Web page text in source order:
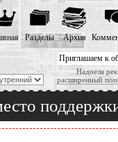
Приглашаем к
Надоела
расширенный
Разделы Архив